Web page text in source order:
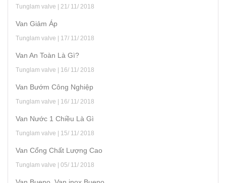
Tunglam valve | 21/ 11/ 2018
Van Giảm Áp
Tunglam valve | 17/ 11/ 2018
Van An Toàn Là Gì?
Tunglam valve | 16/ 11/ 2018
Van Bướm Công Nghiệp
Tunglam valve | 16/ 11/ 2018
Van Nước 1 Chiều Là Gì
Tunglam valve | 15/ 11/ 2018
Van Cổng Chất Lượng Cao
Tunglam valve | 05/ 11/ 2018